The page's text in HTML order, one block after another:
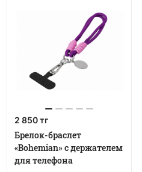
2 850 тг
Брелок-браслет
«Bohemian» с держателем
для телефона